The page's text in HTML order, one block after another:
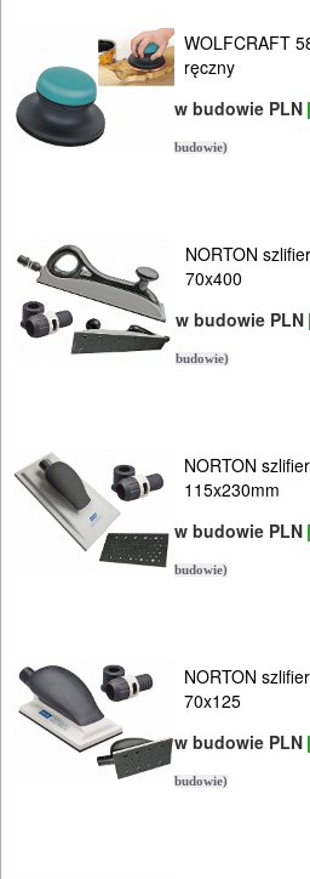
MAGAZYNOWANIE
I
TRANSPORTOWANIE
BUDOWLANE
I
ELEKTRY..
MASZYNKI
URZĄDZENIA
BUDOWLANE
BRUKARSKIE
OBRÓBKA
DREWNA
WOLFCRAFT
ręczny
w budowie PLN
budowie)
NORTON
70x400
w budowie PLN
budowie)
NORTON
115x230mm
w budowie PLN
budowie)
NORTON
70x125
w budowie PLN
budowie)